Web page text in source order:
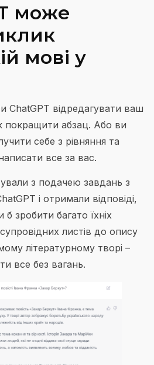
може
мові у
ChatGPT відредагувати ваш
покращити абзац. Або ви
себе з рівняння та
все за вас.
з подачею завдань з
і отримали відповіді,
зробити багато їхніх
листів до опису
літературному творі –
все без вагань.